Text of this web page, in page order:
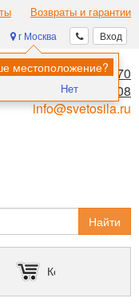
Возвраты и гарантии
Вход
г Москва
местоположение?
Нет
8 (495) 970-00-70
8 (800) 700-11-08
info@svetosila.ru
Найти
Корзина пуста